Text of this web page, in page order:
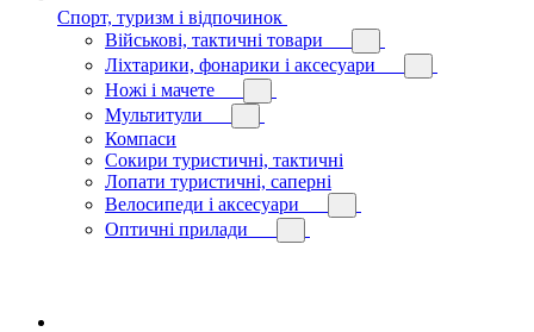
Спорт, туризм і відпочинок
Військові, тактичні товари
Ліхтарики, фонарики і аксесуари
Ножі і мачете
Мультитули
Компаси
Сокири туристичні, тактичні
Лопати туристичні, саперні
Велосипеди і аксесуари
Оптичні прилади